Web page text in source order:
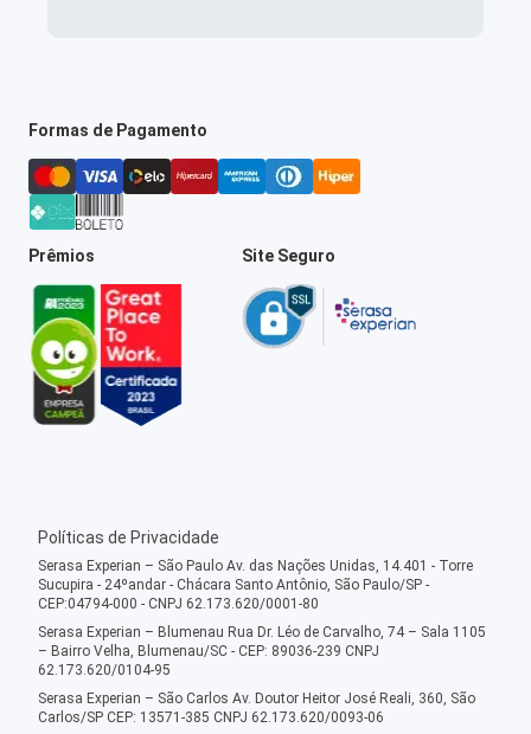
Formas de Pagamento
Prêmios Site Seguro
Políticas de Privacidade
Serasa Experian – São Paulo Av. das Nações Unidas, 14.401 - Torre
Sucupira - 24ºandar - Chácara Santo Antônio, São Paulo/SP -
CEP:04794-000 - CNPJ 62.173.620/0001-80
Serasa Experian – Blumenau Rua Dr. Léo de Carvalho, 74 – Sala 1105
– Bairro Velha, Blumenau/SC - CEP: 89036-239 CNPJ
62.173.620/0104-95
Serasa Experian – São Carlos Av. Doutor Heitor José Reali, 360, São
Carlos/SP CEP: 13571-385 CNPJ 62.173.620/0093-06